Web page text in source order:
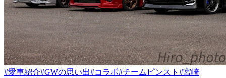
#愛車紹介#GWの思い出#コラボ#チームピンスト #宮崎